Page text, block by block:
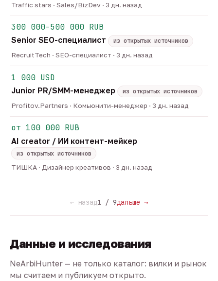
Traffic stars · Sales/BizDev · 3 дн. назад
300 000–500 000 RUB
Senior SEO-специалист
из открытых источников
RecruitTech · SEO-специалист · 3 дн. назад
1 000 USD
Junior PR/SMM-менеджер
из открытых источников
Profitov.Partners · Комьюнити-менеджер · 3 дн. назад
от 100 000 RUB
AI creator / ИИ контент-мейкер
из открытых источников
ТИШКА · Дизайнер креативов · 3 дн. назад
← назад1 / 9дальше →
Данные и исследования
NeArbiHunter — не только каталог: вилки и рынок
мы считаем и публикуем открыто.